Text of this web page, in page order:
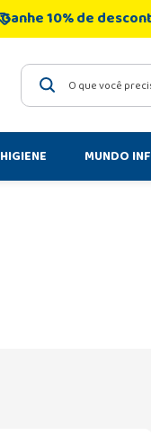
Ganhe 10% de
O que você precisa?
HIGIENE MUNDO